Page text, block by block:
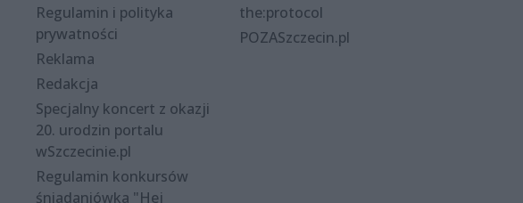
Regulamin i polityka
prywatności
Reklama
Redakcja
Specjalny koncert z okazji
20. urodzin portalu
wSzczecinie.pl
Regulamin konkursów
śniadaniówka "Hej
the:protocol
POZASzczecin.pl